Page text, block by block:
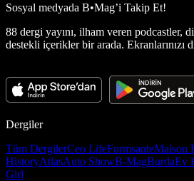
Sosyal medyada B•Mag’i Takip Et!
88 dergi yayını, ilham veren podcastler,
destekli içerikler bir arada. Ekranlarınızı
Dergiler
Tüm DergilerCeo LifeFormsanteMaison
HistoryAtlasAuto ShowB-MagBurdaEv
Girl